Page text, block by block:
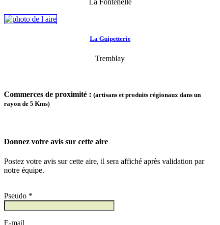
La Fontenelle
La Guipetterie
Tremblay
Commerces de proximité : (artisans et produits régionaux dans un
rayon de 5 Kms)
Donnez votre avis sur cette aire
Postez votre avis sur cette aire, il sera affiché après validation par
notre équipe.
Pseudo *
E-mail